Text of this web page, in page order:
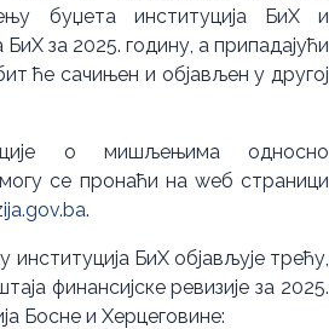
буџета институција БиХ и
за 2025. годину, а припадајући
ће сачињен и објављен у другој
о мишљењима односно
се пронаћи на wеб страници
.
институција БиХ објављује трећу,
финансијске ревизије за 2025.
Босне и Херцеговине: